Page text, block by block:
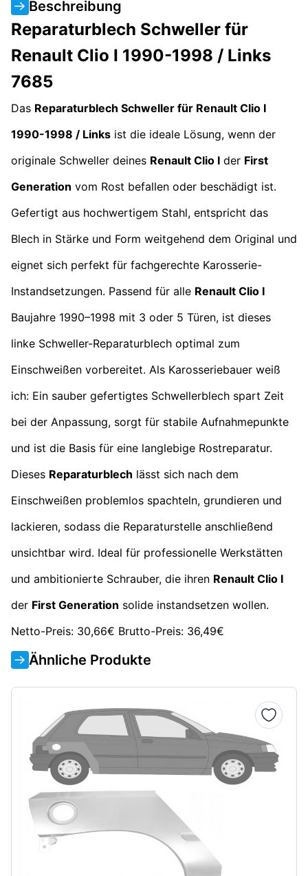
Beschreibung
Reparaturblech Schweller für
Renault Clio I 1990-1998 / Links
7685
Das Reparaturblech Schweller für Renault Clio I
1990-1998 / Links ist die ideale Lösung, wenn der
originale Schweller deines Renault Clio I der First
Generation vom Rost befallen oder beschädigt ist.
Gefertigt aus hochwertigem Stahl, entspricht das
Blech in Stärke und Form weitgehend dem Original und
eignet sich perfekt für fachgerechte Karosserie-
Instandsetzungen. Passend für alle Renault Clio I
Baujahre 1990–1998 mit 3 oder 5 Türen, ist dieses
linke Schweller-Reparaturblech optimal zum
Einschweißen vorbereitet. Als Karosseriebauer weiß
ich: Ein sauber gefertigtes Schwellerblech spart Zeit
bei der Anpassung, sorgt für stabile Aufnahmepunkte
und ist die Basis für eine langlebige Rostreparatur.
Dieses Reparaturblech lässt sich nach dem
Einschweißen problemlos spachteln, grundieren und
lackieren, sodass die Reparaturstelle anschließend
unsichtbar wird. Ideal für professionelle Werkstätten
und ambitionierte Schrauber, die ihren Renault Clio I
der First Generation solide instandsetzen wollen.
Netto-Preis: 30,66€ Brutto-Preis: 36,49€
Ähnliche Produkte